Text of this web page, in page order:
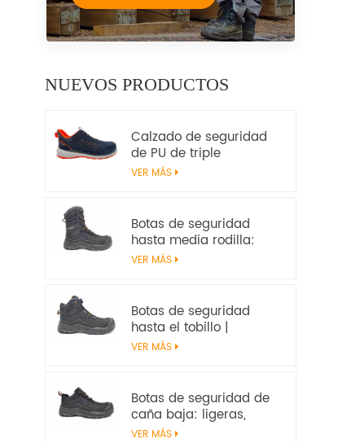
NUEVOS PRODUCTOS
Calzado de seguridad
de PU de triple
densidad | EN ISO
trabajo sin metal
VER MÁS
Botas de seguridad
hasta media rodilla:
resistentes, resistentes
certificación EN ISO
20345:2022 S7S
VER MÁS
Botas de seguridad
hasta el tobillo |
Impermeables,
20345:2022 S7S –
Seguridad en el trabajo
VER MÁS
Botas de seguridad de
caña baja: ligeras,
antideslizantes y con
VER MÁS